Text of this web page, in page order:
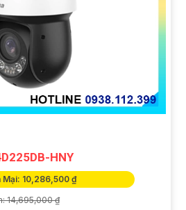
HNY
Mại: 10,286,500 ₫
14,695,000 ₫